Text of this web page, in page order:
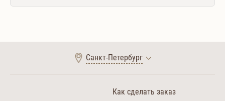
Санкт-Петербург
Как сделать заказ